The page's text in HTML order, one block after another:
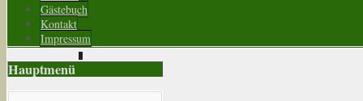
Gästebuch
Kontakt
Impressum
Hauptmenü